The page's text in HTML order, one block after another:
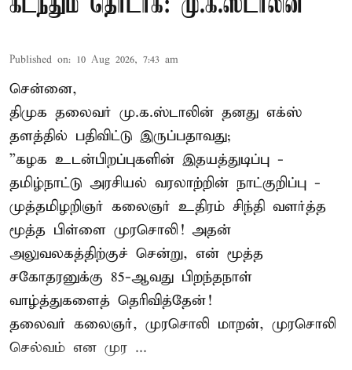
கடந்தும் தொடர்க: மு.க.ஸ்டாலின்
Published on: 10 Aug 2026, 7:43 am
சென்னை,
திமுக தலைவர் மு.க.ஸ்டாலின் தனது எக்ஸ்
தளத்தில் பதிவிட்டு இருப்பதாவது;
”கழக உடன்பிறப்புகளின் இதயத்துடிப்பு -
தமிழ்நாட்டு அரசியல் வரலாற்றின் நாட்குறிப்பு -
முத்தமிழறிஞர் கலைஞர் உதிரம் சிந்தி வளர்த்த
மூத்த பிள்ளை முரசொலி! அதன்
அலுவலகத்திற்குச் சென்று, என் மூத்த
சகோதரனுக்கு 85-ஆவது பிறந்தநாள்
வாழ்த்துகளைத் தெரிவித்தேன்!
தலைவர் கலைஞர், முரசொலி மாறன், முரசொலி
செல்வம் என முர ...